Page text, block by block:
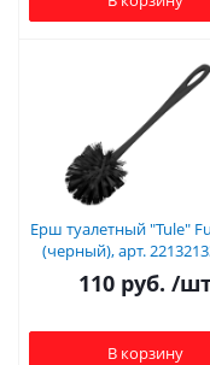
Ерш туалетный "Tule"
(черный), арт.
110руб. /
В корзину